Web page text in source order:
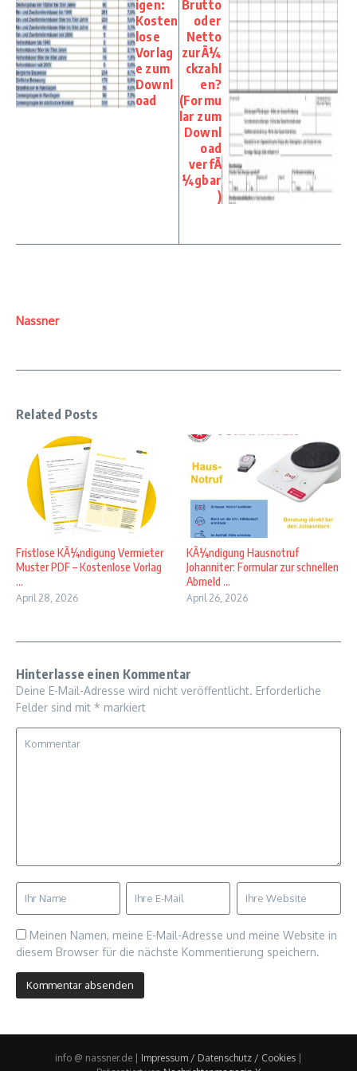
igen:
Kosten
lose
Vorlag
e zum
Downl
oad
Brutto
oder
Netto
zurÃ¼
ckzahl
en?
(Formu
lar zum
Downl
oad
verfÃ
¼gbar
)
Nassner
Related Posts
Fristlose KÃ¼ndigung Vermieter
Muster PDF – Kostenlose Vorlag
...
April 28, 2026
KÃ¼ndigung Hausnotruf
Johanniter: Formular zur schnellen
Abmeld ...
April 26, 2026
Hinterlasse einen Kommentar
Deine E-Mail-Adresse wird nicht veröffentlicht. Erforderliche
Felder sind mit * markiert
Meinen Namen, meine E-Mail-Adresse und meine Website in
diesem Browser für die nächste Kommentierung speichern.
info @ nassner.de | Impressum / Datenschutz / Cookies |